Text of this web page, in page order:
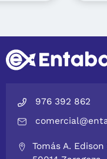
976 392 862
Tomás A. Edison